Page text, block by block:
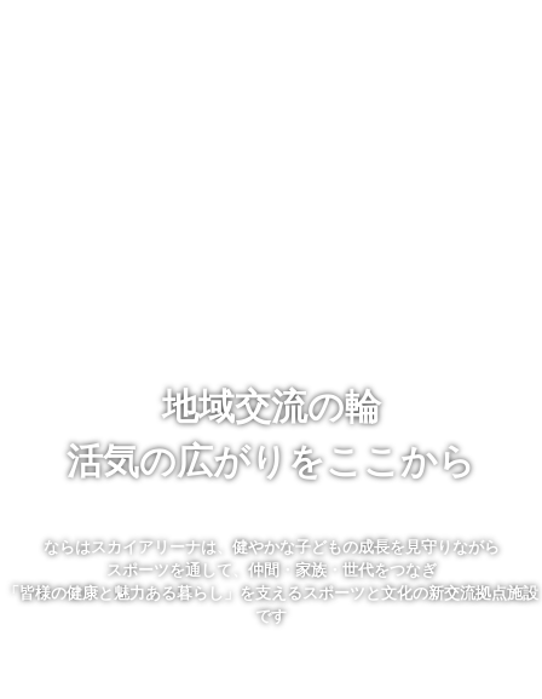
地域交流の輪
活気の広がりをここから
ならはスカイアリーナは、健やかな子どもの成長を見守りながら
スポーツを通して、仲間・家族・世代をつなぎ
「皆様の健康と魅力ある暮らし」を支えるスポーツと文化の新交流拠点施設
です